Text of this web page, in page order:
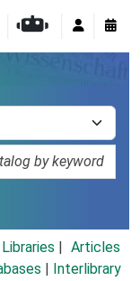
Libraries
Articles
Interlibrary